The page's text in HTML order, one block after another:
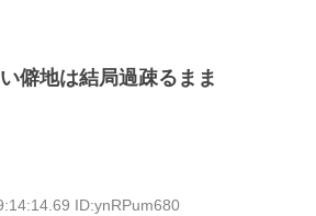
僻地は結局過疎るまま
ID:ynRPum680